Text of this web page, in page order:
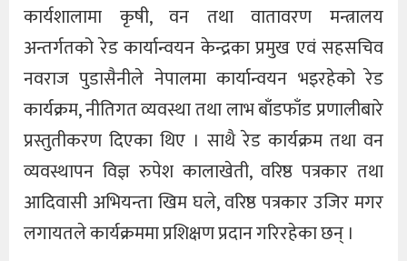
कार्यशालामा कृषी, वन तथा वातावरण मन्त्रालय
अन्तर्गतको रेड कार्यान्वयन केन्द्रका प्रमुख एवं सहसचिव
नवराज पुडासैनीले नेपालमा कार्यान्वयन भइरहेको रेड
कार्यक्रम, नीतिगत व्यवस्था तथा लाभ बाँडफाँड प्रणालीबारे
प्रस्तुतीकरण दिएका थिए । साथै रेड कार्यक्रम तथा वन
व्यवस्थापन विज्ञ रुपेश कालाखेती, वरिष्ठ पत्रकार तथा
आदिवासी अभियन्ता खिम घले, वरिष्ठ पत्रकार उजिर मगर
लगायतले कार्यक्रममा प्रशिक्षण प्रदान गरिरहेका छन् ।